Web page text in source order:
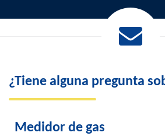
¿Tiene alguna pregunta
Medidor de gas